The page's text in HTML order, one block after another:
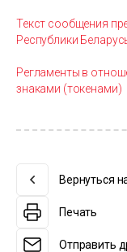
Текст сообщения
Республики
Регламенты в
знаками (токенами)
Вернуться
Печать
Отправить